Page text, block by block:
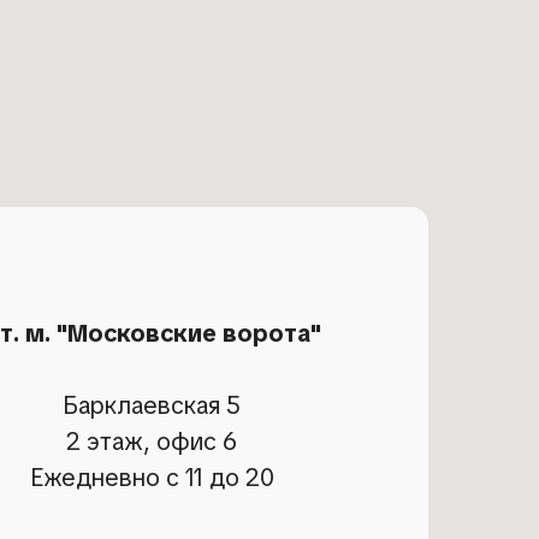
м. "Московские ворота"
Барклаевская 5
2 этаж, офис 6
Ежедневно с 11 до 20